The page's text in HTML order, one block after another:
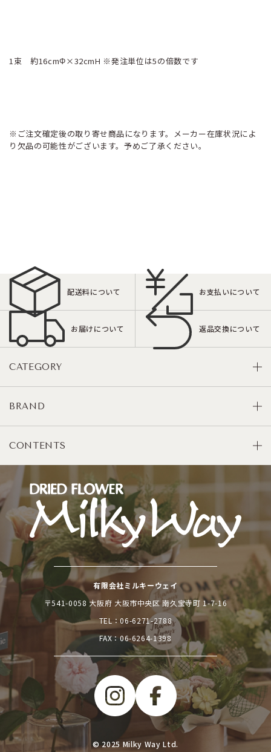
1束 約16cmΦ×32cmH ※発注単位は5の倍数です
※ご注文確定後の取り寄せ商品になります。メーカー在庫状況によ
り欠品の可能性がございます。予めご了承ください。
配送料について お支払いについて
お届けについて 返品交換について
CATEGORY
BRAND
CONTENTS
有限会社ミルキーウェイ
〒541-0058 大阪府 大阪市中央区 南久宝寺町 1-7-16
TEL：06-6271-2788
FAX：06-6264-1398
© 2025 Milky Way Ltd.